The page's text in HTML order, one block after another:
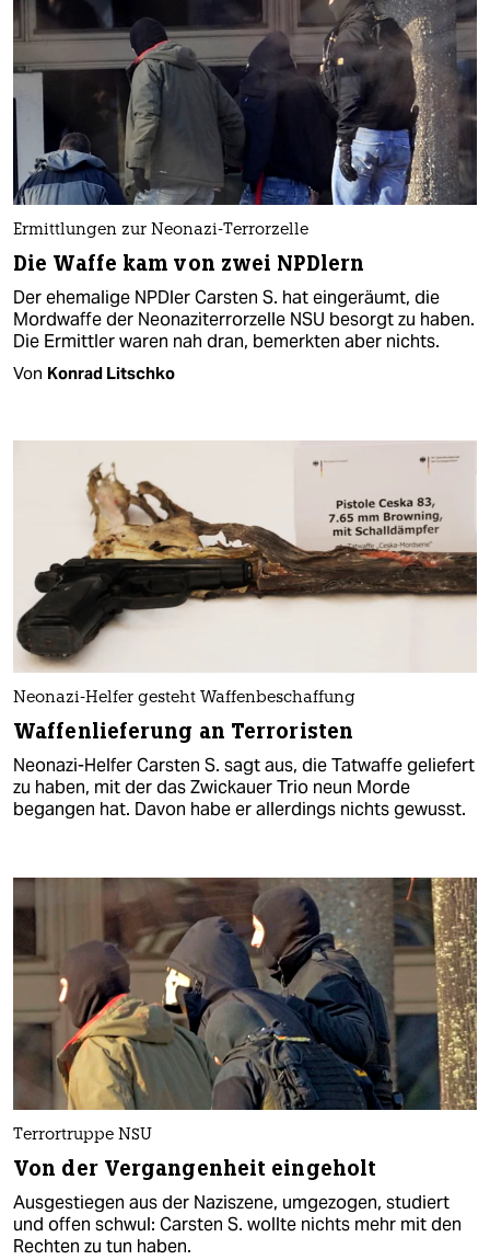
Ermittlungen zur Neonazi-Terrorzelle
Die Waffe kam von zwei NPDlern
Der ehemalige NPDler Carsten S. hat eingeräumt, die
Mordwaffe der Neonaziterrorzelle NSU besorgt zu haben.
Die Ermittler waren nah dran, bemerkten aber nichts.
Von Konrad Litschko
Neonazi-Helfer gesteht Waffenbeschaffung
Waffenlieferung an Terroristen
Neonazi-Helfer Carsten S. sagt aus, die Tatwaffe geliefert
zu haben, mit der das Zwickauer Trio neun Morde
begangen hat. Davon habe er allerdings nichts gewusst.
Terrortruppe NSU
Von der Vergangenheit eingeholt
Ausgestiegen aus der Naziszene, umgezogen, studiert
und offen schwul: Carsten S. wollte nichts mehr mit den
Rechten zu tun haben.